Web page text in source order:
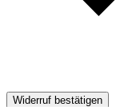
Widerruf bestätigen